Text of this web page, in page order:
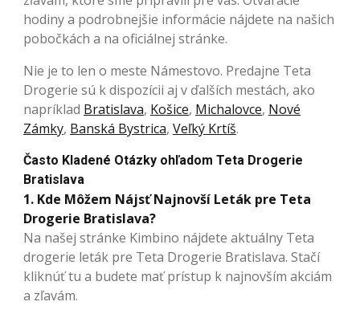
hodiny a podrobnejšie informácie nájdete na našich
pobočkách a na oficiálnej stránke.
Nie je to len o meste Námestovo. Predajne Teta
Drogerie sú k dispozícii aj v ďalších mestách, ako
napríklad Bratislava, Košice, Michalovce, Nové
Zámky, Banská Bystrica, Veľký Krtíš.
Často Kladené Otázky ohľadom Teta Drogerie
Bratislava
1. Kde Môžem Nájsť Najnovší Leták pre Teta
Drogerie Bratislava?
Na našej stránke Kimbino nájdete aktuálny Teta
drogerie leták pre Teta Drogerie Bratislava. Stačí
kliknúť tu a budete mať prístup k najnovším akciám
a zľavám.